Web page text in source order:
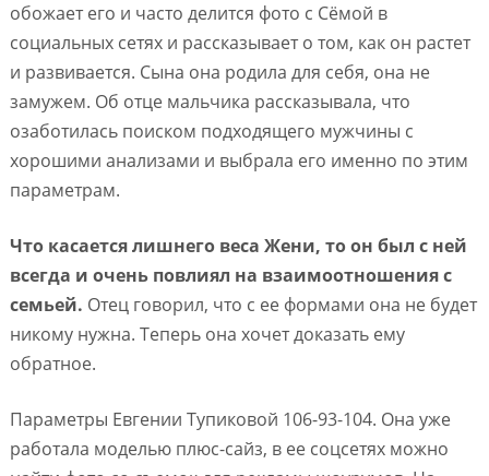
обожает его и часто делится фото с Сёмой в
социальных сетях и рассказывает о том, как он растет
и развивается. Сына она родила для себя, она не
замужем. Об отце мальчика рассказывала, что
озаботилась поиском подходящего мужчины с
хорошими анализами и выбрала его именно по этим
параметрам.
Что касается лишнего веса Жени, то он был с ней
всегда и очень повлиял на взаимоотношения с
семьей. Отец говорил, что с ее формами она не будет
никому нужна. Теперь она хочет доказать ему
обратное.
Параметры Евгении Тупиковой 106-93-104. Она уже
работала моделью плюс-сайз, в ее соцсетях можно